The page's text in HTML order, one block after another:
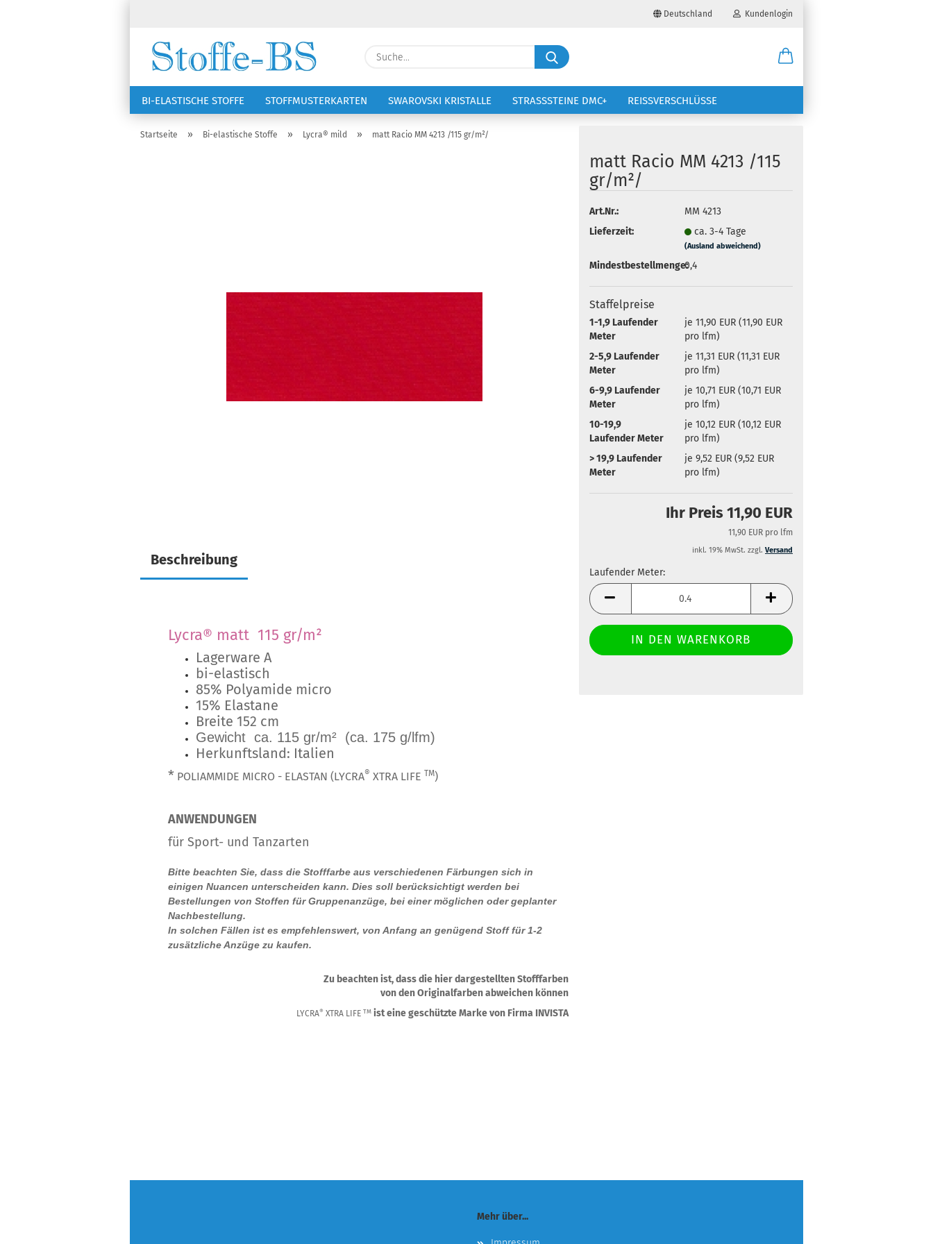
Deutschland
Lieferland
Kundenlogin
Konto erstellen
Passwort vergessen?
Suche...
BI-ELASTISCHE STOFFE STOFFMUSTERKARTEN SWAROVSKI KRISTALLE STRASSSTEINE DMC+ REISSVERSCHLÜSSE
NÄHZUBEHÖR RSG KAPPEN VOLTIGIERANZÜGE STICKEREI
Startseite » Bi-elastische Stoffe » Lycra® mild » matt Racio MM 4213 /115 gr/m²/
matt Racio MM 4213 /115
gr/m²/
Art.Nr.:
MM 4213
Lieferzeit:
ca. 3-4 Tage
(Ausland abweichend)
Mindestbestellmenge:0,4
Staffelpreise
1-1,9 Laufender
Meter
je 11,90 EUR (11,90 EUR
pro lfm)
2-5,9 Laufender
Meter
je 11,31 EUR (11,31 EUR
pro lfm)
6-9,9 Laufender
Meter
je 10,71 EUR (10,71 EUR
pro lfm)
10-19,9
Laufender Meter
je 10,12 EUR (10,12 EUR
pro lfm)
> 19,9 Laufender
Meter
je 9,52 EUR (9,52 EUR
pro lfm)
Ihr Preis 11,90 EUR
11,90 EUR pro lfm
inkl. 19% MwSt. zzgl. Versand
Laufender Meter:
Laufender
Meter
Beschreibung
Lycra® matt 115 gr/m²
Lagerware A
bi-elastisch
85% Polyamide micro
15% Elastane
Breite 152 cm
Gewicht ca. 115 gr/m² (ca. 175 g/lfm)
Herkunftsland: Italien
* POLIAMMIDE MICRO - ELASTAN (LYCRA® XTRA LIFE TM)
ANWENDUNGEN
für Sport- und Tanzarten
Bitte beachten Sie, dass die Stofffarbe aus verschiedenen Färbungen sich in
einigen Nuancen unterscheiden kann. Dies soll berücksichtigt werden bei
Bestellungen von Stoffen für Gruppenanzüge, bei einer möglichen oder geplanter
Nachbestellung.
In solchen Fällen ist es empfehlenswert, von Anfang an genügend Stoff für 1-2
zusätzliche Anzüge zu kaufen.
Zu beachten ist, dass die hier dargestellten Stofffarben
von den Originalfarben abweichen können
LYCRA® XTRA LIFE TMist eine geschützte Marke von Firma INVISTA
Mehr über...